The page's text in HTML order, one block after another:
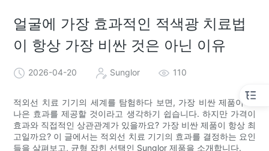
얼굴에 가장 효과적인 적색광 치료법
이 항상 가장 비싼 것은 아닌 이유
2026-04-20 Sunglor 110
적외선 치료 기기의 세계를 탐험하다 보면, 가장 비싼 제품이 더
나은 효과를 제공할 것이라고 생각하기 쉽습니다. 하지만 가격이
효과와 직접적인 상관관계가 있을까요? 가장 비싼 제품이 항상 최
고일까요? 이 글에서는 적외선 치료 기기의 효과를 결정하는 요인
들을 살펴보고, 균형 잡힌 선택인 Sunglor 제품을 소개합니다.